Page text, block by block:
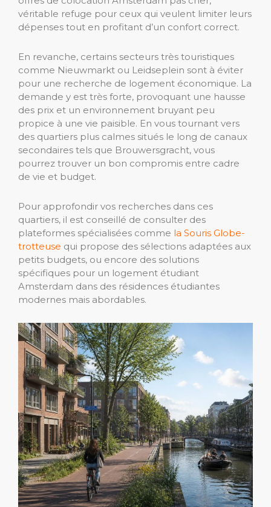
véritable refuge pour ceux qui veulent limiter leurs
dépenses tout en profitant d’un confort correct.
En revanche, certains secteurs très touristiques
comme Nieuwmarkt ou Leidseplein sont à éviter
pour une recherche de logement économique. La
demande y est très forte, provoquant une hausse
des prix et un environnement bruyant peu
propice à une vie paisible. En vous tournant vers
des quartiers plus calmes situés le long de canaux
secondaires tels que Brouwersgracht, vous
pourrez trouver un bon compromis entre cadre
de vie et budget.
Pour approfondir vos recherches dans ces
quartiers, il est conseillé de consulter des
plateformes spécialisées comme la Souris Globe-
trotteuse qui propose des sélections adaptées aux
petits budgets, ou encore des solutions
spécifiques pour un logement étudiant
Amsterdam dans des résidences étudiantes
modernes mais abordables.